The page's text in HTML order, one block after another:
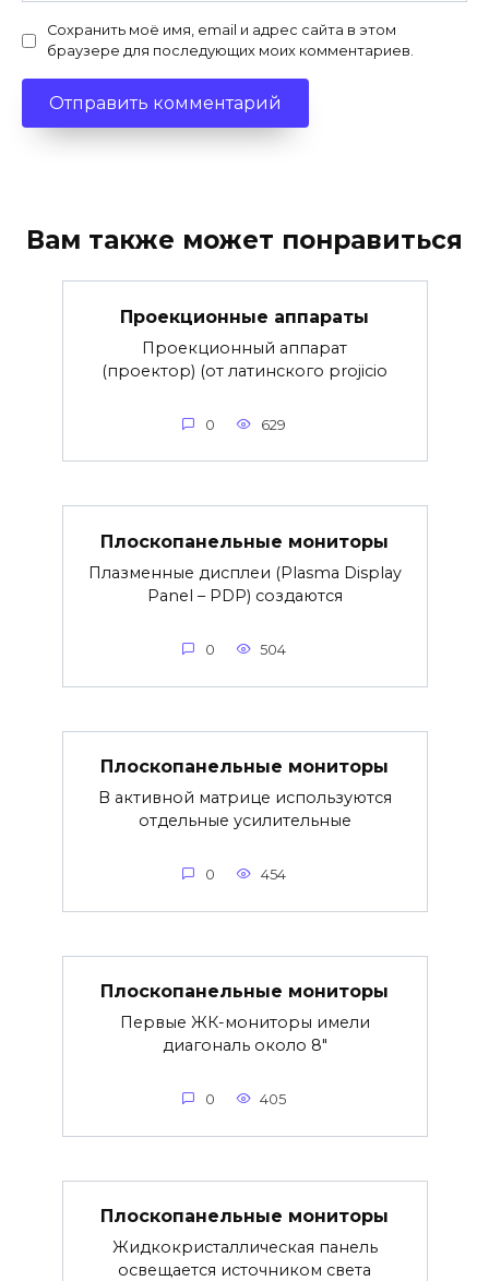
Сохранить моё имя, email и адрес сайта в этом
браузере для последующих моих комментариев.
Вам также может понравиться
Проекционные аппараты
Проекционный аппарат
(проектор) (от латинского projicio
0 629
Плоскопанельные мониторы
Плазменные дисплеи (Plasma Display
Panel – PDP) создаются
0 504
Плоскопанельные мониторы
В активной матрице используются
отдельные усилительные
0 454
Плоскопанельные мониторы
Первые ЖК-мониторы имели
диагональ около 8″
0 405
Плоскопанельные мониторы
Жидкокристаллическая панель
освещается источником света